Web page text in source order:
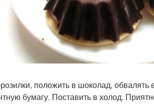
положить в шоколад,
бумагу. Поставить в холод.